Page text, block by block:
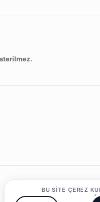
BU SITE ÇEREZ